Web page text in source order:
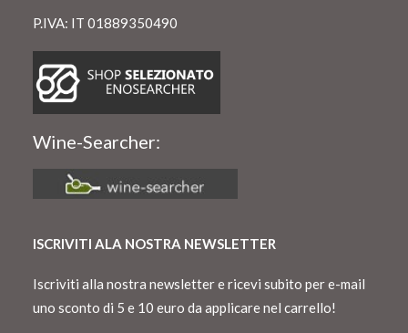
P.IVA: IT 01889350490
Wine-Searcher:
ISCRIVITI ALA NOSTRA NEWSLETTER
Iscriviti alla nostra newsletter e ricevi subito per e-mail
uno sconto di 5 e 10 euro da applicare nel carrello!